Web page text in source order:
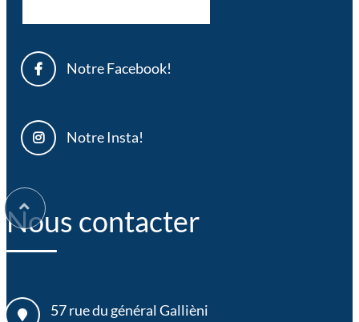
Notre Facebook!
Notre Insta!
Nous contacter
57 rue du général Gallièni